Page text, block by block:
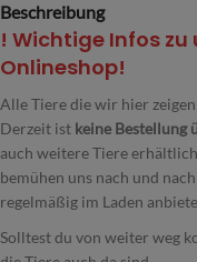
Beschreibung
! Wichtige Infos zu
Onlineshop!
Alle Tiere die wir hier
Derzeit ist keine Bestellung
auch weitere Tiere
bemühen uns nach und
regelmäßig im Laden
Solltest du von weiter weg